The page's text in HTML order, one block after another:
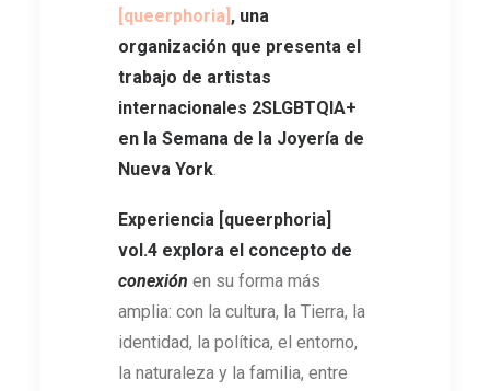
[queerphoria] , una
organización que presenta el
trabajo de artistas
internacionales 2SLGBTQIA+
en la Semana de la Joyería de
Nueva York.
Experiencia [queerphoria]
vol.4 explora el concepto de
conexión en su forma más
amplia: con la cultura, la Tierra, la
identidad, la política, el entorno,
la naturaleza y la familia, entre